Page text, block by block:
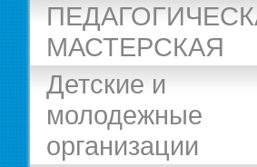
МАСТЕРСКАЯ
Детские и
молодежные
организации